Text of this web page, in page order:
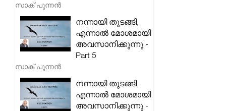
സാക് പുന്നൻ
നന്നായി തുടങ്ങി,
എന്നാൽ മോശമായി
അവസാനിക്കുന്നു -
Part 5
സാക് പുന്നൻ
നന്നായി തുടങ്ങി,
എന്നാൽ മോശമായി
അവസാനിക്കുന്നു -